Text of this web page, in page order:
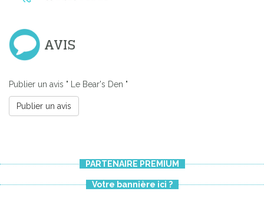
AVIS
Publier un avis " Le Bear's Den "
Publier un avis
PARTENAIRE PREMIUM
Votre bannière ici ?